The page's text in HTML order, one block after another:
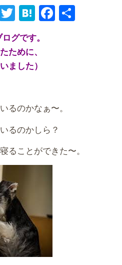
Twitter
Hatena共
グです。
ために、
ました）
るのかなぁ〜。
るのかしら？
ることができた〜。